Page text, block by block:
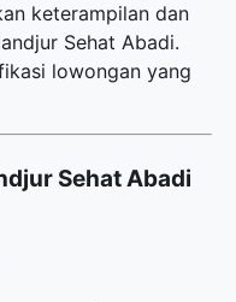
keterampilan dan
Sehat Abadi.
lowongan yang
Sehat Abadi